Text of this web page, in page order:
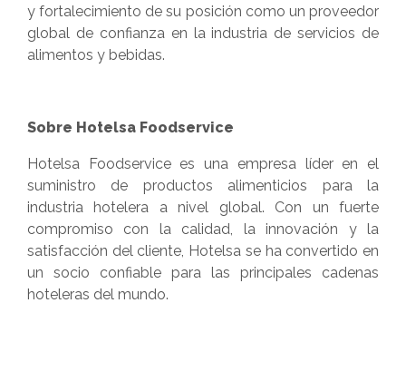
y fortalecimiento de su posición como un proveedor
global de confianza en la industria de servicios de
alimentos y bebidas.
Sobre Hotelsa Foodservice
Hotelsa Foodservice es una empresa líder en el
suministro de productos alimenticios para la
industria hotelera a nivel global. Con un fuerte
compromiso con la calidad, la innovación y la
satisfacción del cliente, Hotelsa se ha convertido en
un socio confiable para las principales cadenas
hoteleras del mundo.